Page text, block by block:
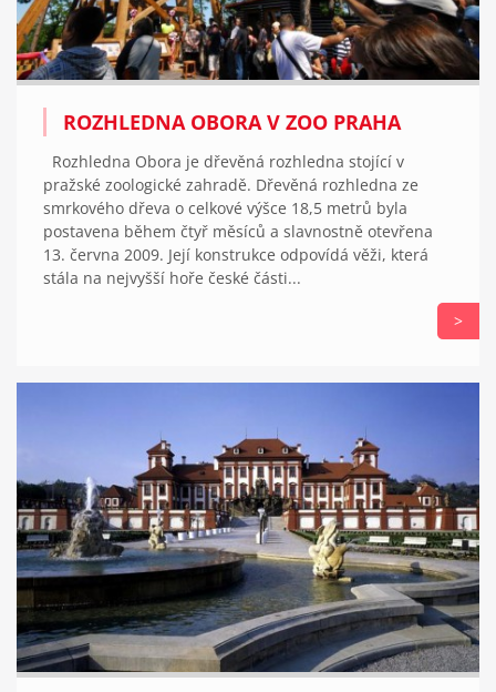
ROZHLEDNA OBORA V ZOO PRAHA
Rozhledna Obora je dřevěná rozhledna stojící v
pražské zoologické zahradě. Dřevěná rozhledna ze
smrkového dřeva o celkové výšce 18,5 metrů byla
postavena během čtyř měsíců a slavnostně otevřena
13. června 2009. Její konstrukce odpovídá věži, která
stála na nejvyšší hoře české části...
>